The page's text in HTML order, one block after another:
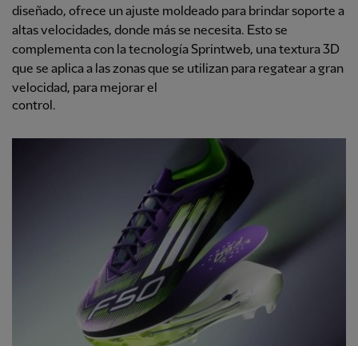
diseñado, ofrece un ajuste moldeado para brindar soporte a
altas velocidades, donde más se necesita. Esto se
complementa con la tecnología Sprintweb, una textura 3D
que se aplica a las zonas que se utilizan para regatear a gran
velocidad, para mejorar el
control.